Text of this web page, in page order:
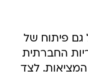
גם פיתוח של
החברתית
המציאות. לצד